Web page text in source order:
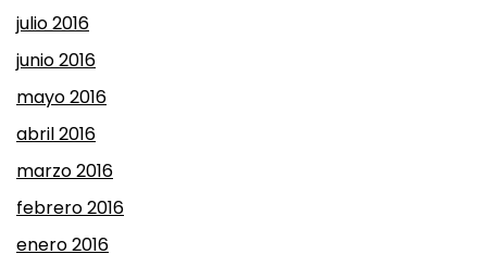
julio 2016
junio 2016
mayo 2016
abril 2016
marzo 2016
febrero 2016
enero 2016